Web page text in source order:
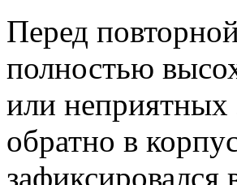
Перед
полностью
или неприятных
обратно в